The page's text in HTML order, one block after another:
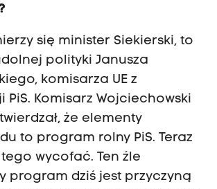
się minister Siekierski, to
polityki Janusza
komisarza UE z
Komisarz Wojciechowski
że elementy
to program rolny PiS. Teraz
wycofać. Ten źle
program dziś jest przyczyną